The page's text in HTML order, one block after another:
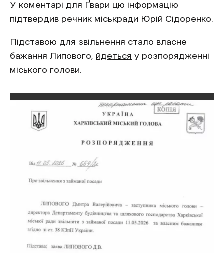
У коментарі для Ґвари цю інформацію
підтвердив речник міськради Юрій Сідоренко.
Підставою для звільнення стало власне
бажання Липового, йдеться у розпорядженні
міського голови.